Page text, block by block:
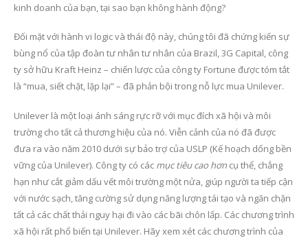
kinh doanh của bạn, tại sao bạn không hành động?
Đối mặt với hành vi logic và thái độ này, chúng tôi đã chứng kiến ​​sự
bùng nổ của tập đoàn tư nhân tư nhân của Brazil, 3G Capital, công
ty sở hữu Kraft Heinz – chiến lược của công ty Fortune được tóm tắt
là “mua, siết chặt, lặp lại” – đã phản bội trong nỗ lực mua Unilever.
Unilever là một loại ánh sáng rực rỡ với mục đích xã hội và môi
trường cho tất cả thương hiệu của nó. Viễn cảnh của nó đã được
đưa ra vào năm 2010 dưới sự bảo trợ của USLP (Kế hoạch dống bền
vững của Unilever). Công ty có các mục tiêu cao hơn cụ thể, chẳng
hạn như cắt giảm dấu vết môi trường một nửa, giúp người ta tiếp cận
với nước sạch, tăng cường sử dụng năng lượng tái tạo và ngăn chặn
tất cả các chất thải nguy hại đi vào các bãi chôn lấp. Các chương trình
xã hội rất phổ biến tại Unilever. Hãy xem xét các chương trình của